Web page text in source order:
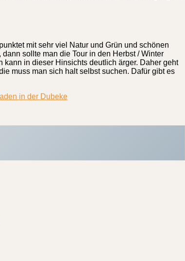
mit sehr viel Natur und Grün und schönen
sollte man die Tour in den Herbst / Winter
in dieser Hinsichts deutlich ärger. Daher geht
muss man sich halt selbst suchen. Dafür gibt es
in der Dubeke